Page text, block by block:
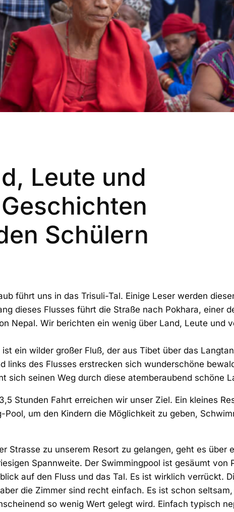
Leute und
Geschichten
Schülern
führt uns in das Trisuli-Tal. Einige Leser werden
dieses Flusses führt die Straße nach Pokhara, einer
Nepal. Wir berichten ein wenig über Land, Leute und
ist ein wilder großer Fluß, der aus Tibet über das
links des Flusses erstrecken sich wunderschöne
sich seinen Weg durch diese atemberaubend schöne
Stunden Fahrt erreichen wir unser Ziel. Ein kleines
Pool, um den Kindern die Möglichkeit zu geben,
Strasse zu unserem Resort zu gelangen, geht es über
Spannweite. Der Swimmingpool ist gesäumt von
auf den Fluss und das Tal. Es ist wirklich verrückt.
die Zimmer sind recht einfach. Es ist schon
so wenig Wert gelegt wird. Einfach typisch